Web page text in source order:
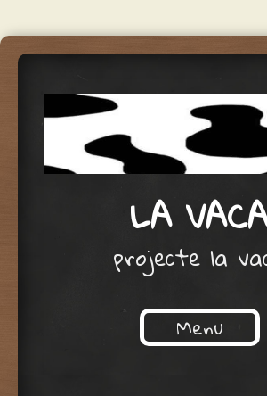
LA
projecte la
Menu